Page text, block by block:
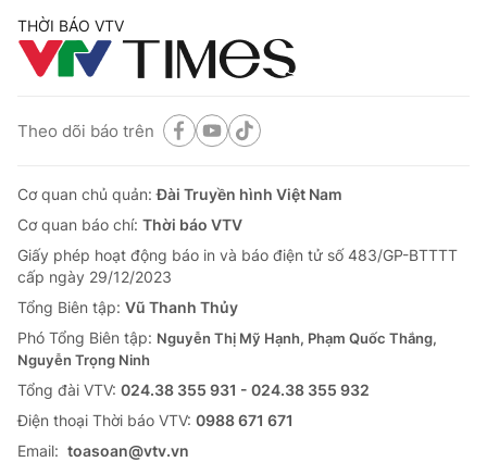
THỜI BÁO VTV
Theo dõi báo trên
Cơ quan chủ quản:Đài Truyền hình Việt Nam
Cơ quan báo chí: Thời báo VTV
Giấy phép hoạt động báo in và báo điện tử số 483/GP-BTTTT
cấp ngày 29/12/2023
Tổng Biên tập: Vũ Thanh Thủy
Phó Tổng Biên tập: Nguyễn Thị Mỹ Hạnh, Phạm Quốc Thắng,
Nguyễn Trọng Ninh
Tổng đài VTV: 024.38 355 931 - 024.38 355 932
Ðiện thoại Thời báo VTV: 0988 671 671
Email: toasoan@vtv.vn